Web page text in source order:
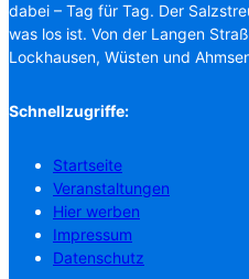
dabei – Tag für Tag. Der
was los ist. Von der Langen
Lockhausen, Wüsten und
Schnellzugriffe:
Startseite
Veranstaltungen
Hier werben
Impressum
Datenschutz